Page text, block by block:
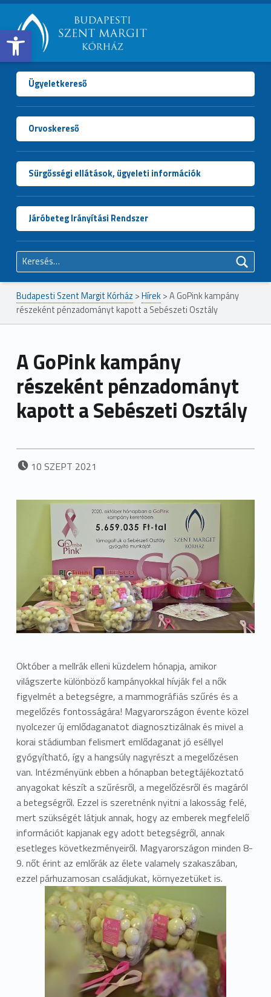
Open toolbar
BUDAPESTI
SZENT
MARGIT
KÓRHÁZ
Ügyeletkereső
Orvoskereső
Sürgősségi ellátások, ügyeleti információk
Járóbeteg Irányítási Rendszer
Keresés:
Budapesti Szent Margit Kórház >Hírek>A GoPink kampány
részeként pénzadományt kapott a Sebészeti Osztály
A GoPink kampány
részeként pénzadományt
kapott a Sebészeti Osztály
POSTED ON:
10 SZEPT 2021
Október a mellrák elleni küzdelem hónapja, amikor
világszerte különböző kampányokkal hívják fel a nők
figyelmét a betegségre, a mammográfiás szűrés és a
megelőzés fontosságára! Magyarországon évente közel
nyolcezer új emlődaganatot diagnosztizálnak és mivel a
korai stádiumban felismert emlődaganat jó eséllyel
gyógyítható, így a hangsúly nagyrészt a megelőzésen
van. Intézményünk ebben a hónapban betegtájékoztató
anyagokat készít a szűrésről, a megelőzésről és magáról
a betegségről. Ezzel is szeretnénk nyitni a lakosság felé,
mert szükségét látjuk annak, hogy az emberek megfelelő
információt kapjanak egy adott betegségről, annak
esetleges következményeiről. Magyarországon minden 8-
9. nőt érint az emlőrák az élete valamely szakaszában,
ezzel párhuzamosan családjukat, környezetüket is.